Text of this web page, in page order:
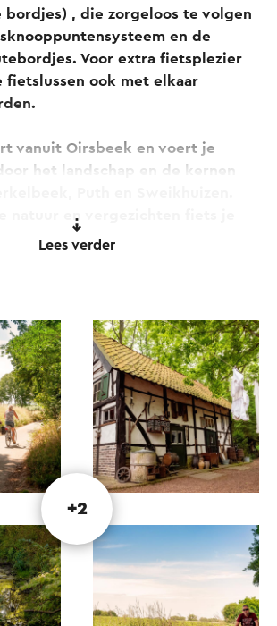
bordjes) , die zorgeloos te volgen
en de
Voor extra fietsplezier
fietslussen ook met elkaar
vanuit Oirsbeek en voert je
het landschap en de kernen
natuur en vergezichten fiets je
Dionysius en Odiliakerk, de
informatiezuilen.
Beekdaelenroute fietslus
dan ook de Noord-lus en Zuid-
de Beekdaelenroute op je eigen
van de
88, 87 en 83.
route is er ook een
fietskaart. Deze is kosteloos
alle Visit Zuid-Limburg
de kaart staat extra informatie
Beekdaelen en leuke
Lees verder
+2